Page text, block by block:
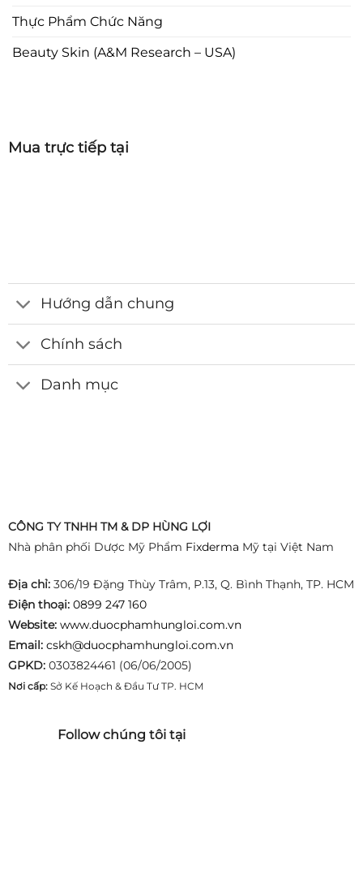
Thực Phẩm Chức Năng
Beauty Skin (A&M Research – USA)
Mua trực tiếp tại
Hướng dẫn chung
Chính sách
Danh mục
CÔNG TY TNHH TM & DP HÙNG LỢI
Nhà phân phối Dược Mỹ Phẩm Fixderma Mỹ tại Việt Nam
Địa chỉ:306/19 Đặng Thùy Trâm, P.13, Q. Bình Thạnh, TP. HCM
Điện thoại: 0899 247 160
Website: www.duocphamhungloi.com.vn
Email: cskh@duocphamhungloi.com.vn
GPKD:0303824461 (06/06/2005)
Nơi cấp:Sở Kế Hoạch & Đầu Tư TP. HCM
Follow chúng tôi tại